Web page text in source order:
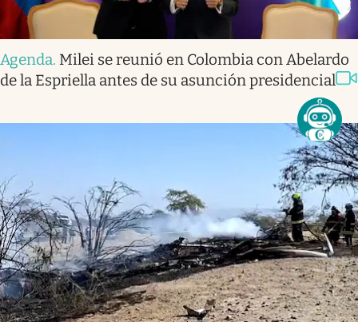
Agenda. Milei se reunió en Colombia con Abelardo
de la Espriella antes de su asunción presidencial